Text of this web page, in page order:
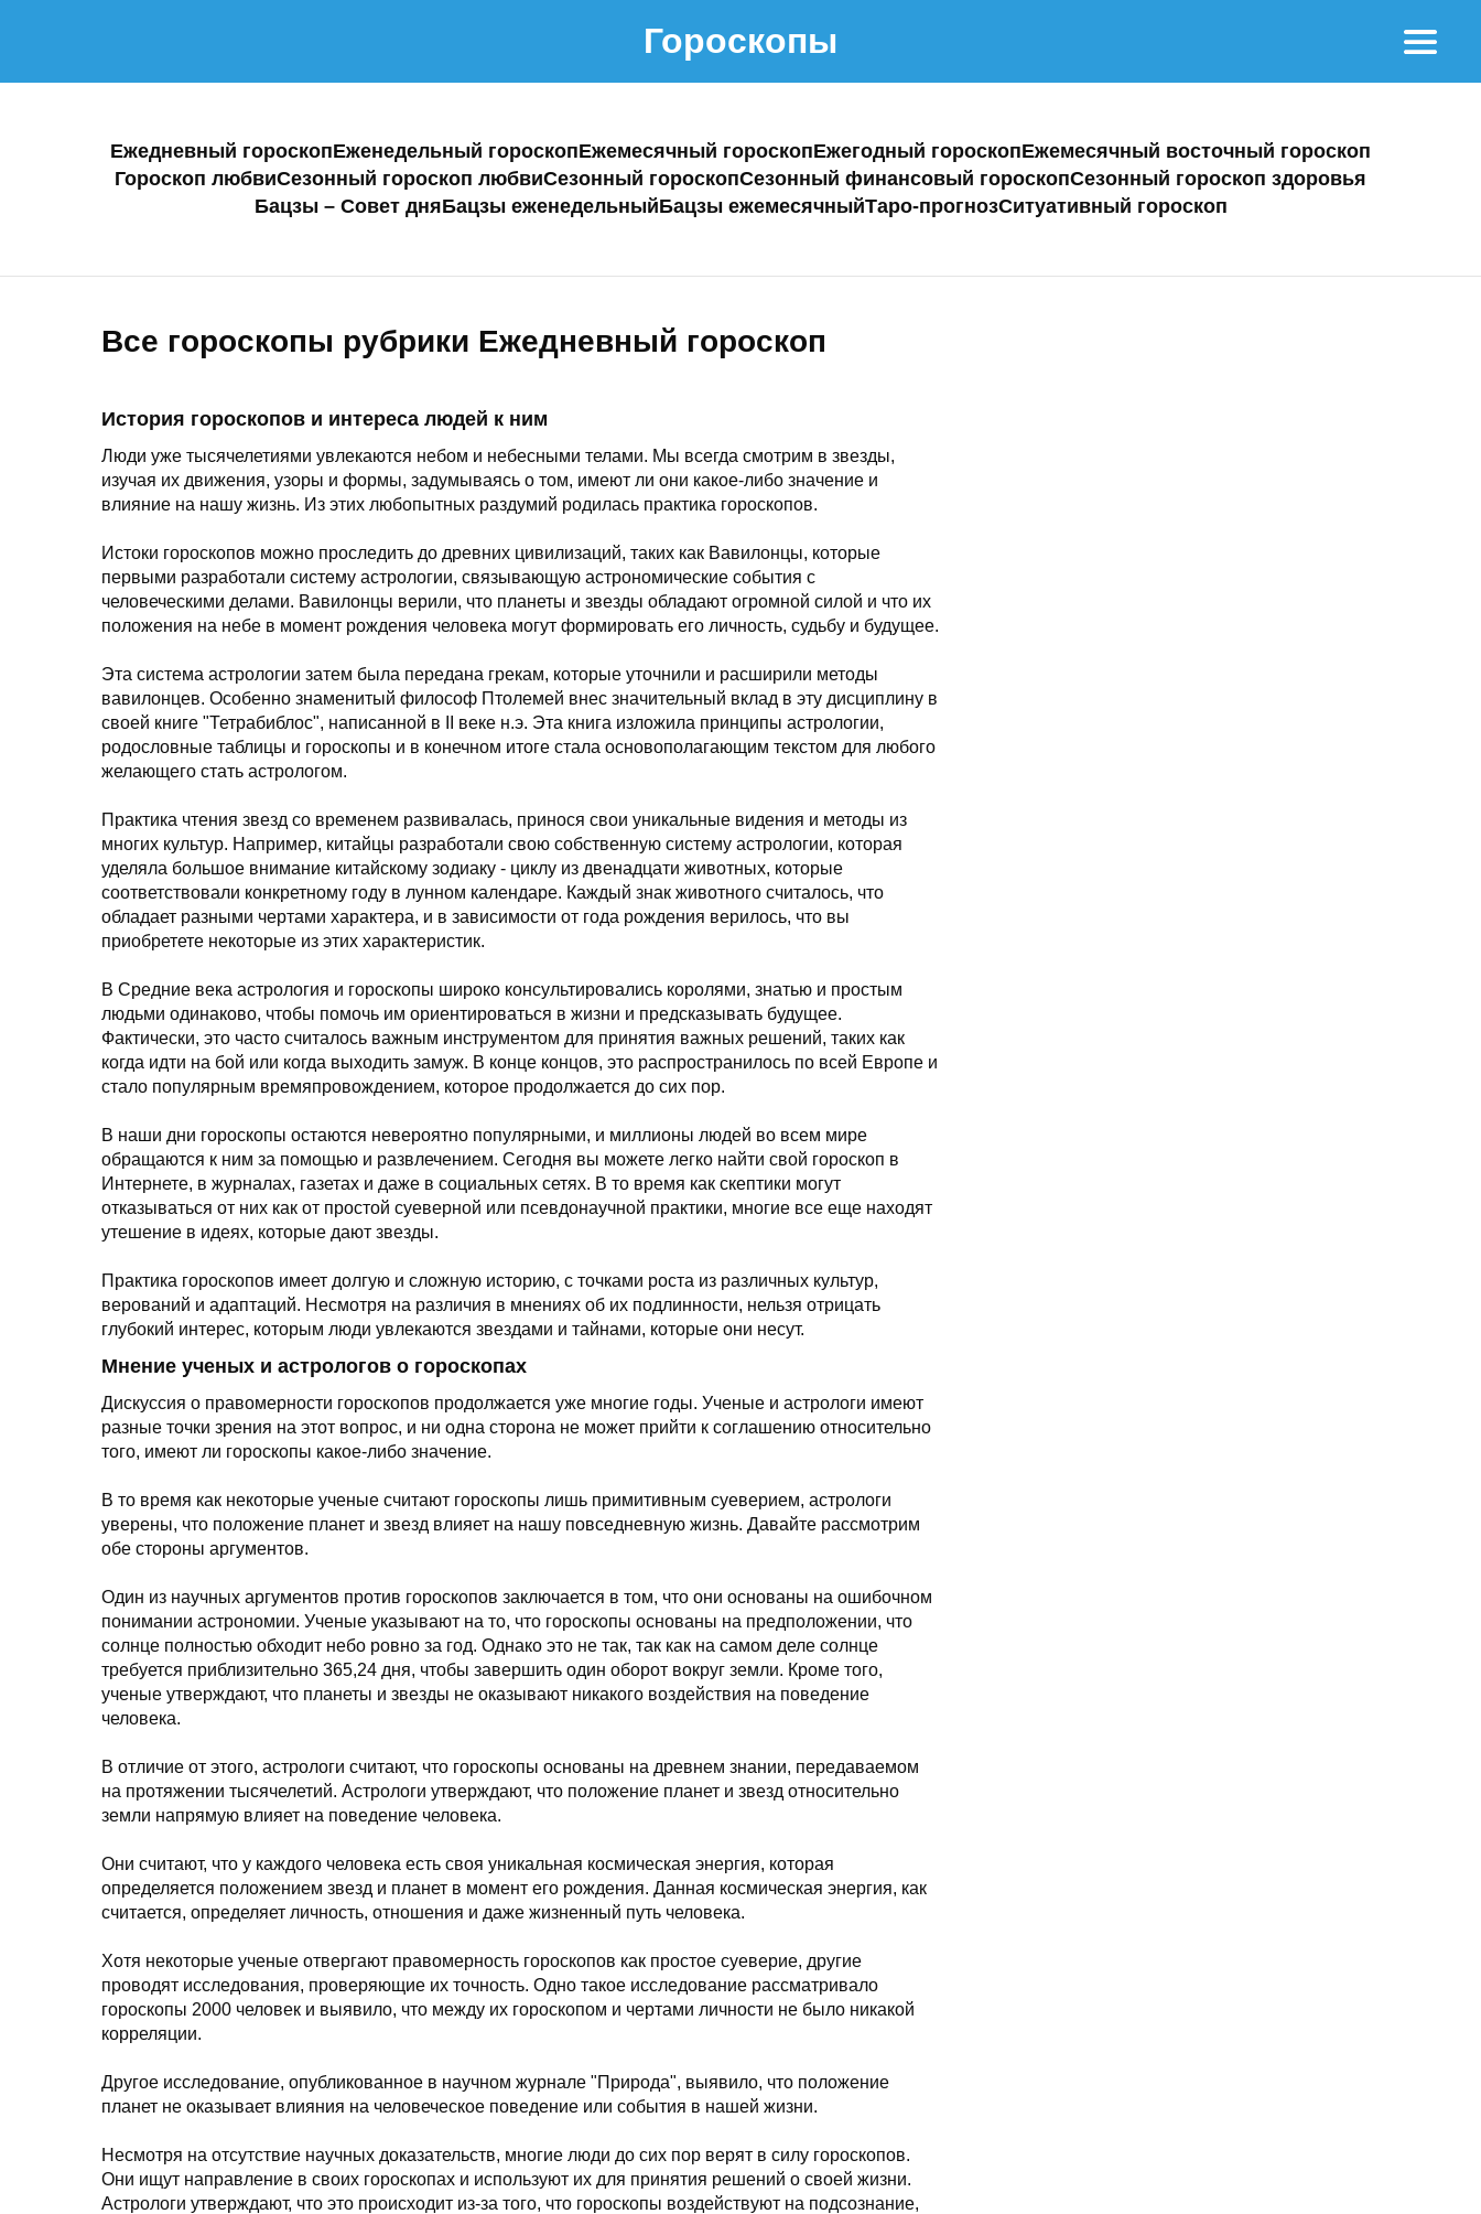
Гороскопы
Ежедневный гороскопЕженедельный гороскопЕжемесячный гороскопЕжегодный гороскопЕжемесячный восточный гороскоп
Гороскоп любвиСезонный гороскоп любвиСезонный гороскопСезонный финансовый гороскопСезонный гороскоп здоровья
Бацзы – Совет дняБацзы еженедельныйБацзы ежемесячныйТаро-прогнозСитуативный гороскоп
Все гороскопы рубрики Ежедневный гороскоп
История гороскопов и интереса людей к ним
Люди уже тысячелетиями увлекаются небом и небесными телами. Мы всегда смотрим в звезды,
изучая их движения, узоры и формы, задумываясь о том, имеют ли они какое-либо значение и
влияние на нашу жизнь. Из этих любопытных раздумий родилась практика гороскопов.
Истоки гороскопов можно проследить до древних цивилизаций, таких как Вавилонцы, которые
первыми разработали систему астрологии, связывающую астрономические события с
человеческими делами. Вавилонцы верили, что планеты и звезды обладают огромной силой и что их
положения на небе в момент рождения человека могут формировать его личность, судьбу и будущее.
Эта система астрологии затем была передана грекам, которые уточнили и расширили методы
вавилонцев. Особенно знаменитый философ Птолемей внес значительный вклад в эту дисциплину в
своей книге "Тетрабиблос", написанной в II веке н.э. Эта книга изложила принципы астрологии,
родословные таблицы и гороскопы и в конечном итоге стала основополагающим текстом для любого
желающего стать астрологом.
Практика чтения звезд со временем развивалась, принося свои уникальные видения и методы из
многих культур. Например, китайцы разработали свою собственную систему астрологии, которая
уделяла большое внимание китайскому зодиаку - циклу из двенадцати животных, которые
соответствовали конкретному году в лунном календаре. Каждый знак животного считалось, что
обладает разными чертами характера, и в зависимости от года рождения верилось, что вы
приобретете некоторые из этих характеристик.
В Средние века астрология и гороскопы широко консультировались королями, знатью и простым
людьми одинаково, чтобы помочь им ориентироваться в жизни и предсказывать будущее.
Фактически, это часто считалось важным инструментом для принятия важных решений, таких как
когда идти на бой или когда выходить замуж. В конце концов, это распространилось по всей Европе и
стало популярным времяпровождением, которое продолжается до сих пор.
В наши дни гороскопы остаются невероятно популярными, и миллионы людей во всем мире
обращаются к ним за помощью и развлечением. Сегодня вы можете легко найти свой гороскоп в
Интернете, в журналах, газетах и даже в социальных сетях. В то время как скептики могут
отказываться от них как от простой суеверной или псевдонаучной практики, многие все еще находят
утешение в идеях, которые дают звезды.
Практика гороскопов имеет долгую и сложную историю, с точками роста из различных культур,
верований и адаптаций. Несмотря на различия в мнениях об их подлинности, нельзя отрицать
глубокий интерес, которым люди увлекаются звездами и тайнами, которые они несут.
Мнение ученых и астрологов о гороскопах
Дискуссия о правомерности гороскопов продолжается уже многие годы. Ученые и астрологи имеют
разные точки зрения на этот вопрос, и ни одна сторона не может прийти к соглашению относительно
того, имеют ли гороскопы какое-либо значение.
В то время как некоторые ученые считают гороскопы лишь примитивным суеверием, астрологи
уверены, что положение планет и звезд влияет на нашу повседневную жизнь. Давайте рассмотрим
обе стороны аргументов.
Один из научных аргументов против гороскопов заключается в том, что они основаны на ошибочном
понимании астрономии. Ученые указывают на то, что гороскопы основаны на предположении, что
солнце полностью обходит небо ровно за год. Однако это не так, так как на самом деле солнце
требуется приблизительно 365,24 дня, чтобы завершить один оборот вокруг земли. Кроме того,
ученые утверждают, что планеты и звезды не оказывают никакого воздействия на поведение
человека.
В отличие от этого, астрологи считают, что гороскопы основаны на древнем знании, передаваемом
на протяжении тысячелетий. Астрологи утверждают, что положение планет и звезд относительно
земли напрямую влияет на поведение человека.
Они считают, что у каждого человека есть своя уникальная космическая энергия, которая
определяется положением звезд и планет в момент его рождения. Данная космическая энергия, как
считается, определяет личность, отношения и даже жизненный путь человека.
Хотя некоторые ученые отвергают правомерность гороскопов как простое суеверие, другие
проводят исследования, проверяющие их точность. Одно такое исследование рассматривало
гороскопы 2000 человек и выявило, что между их гороскопом и чертами личности не было никакой
корреляции.
Другое исследование, опубликованное в научном журнале "Природа", выявило, что положение
планет не оказывает влияния на человеческое поведение или события в нашей жизни.
Несмотря на отсутствие научных доказательств, многие люди до сих пор верят в силу гороскопов.
Они ищут направление в своих гороскопах и используют их для принятия решений о своей жизни.
Астрологи утверждают, что это происходит из-за того, что гороскопы воздействуют на подсознание,